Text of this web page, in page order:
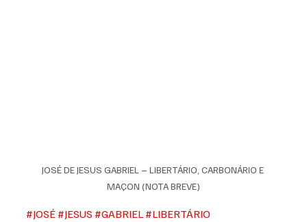
JOSÉ DE JESUS GABRIEL – LIBERTÁRIO, CARBONÁRIO E
MAÇON (NOTA BREVE)
#JOSÉ #JESUS #GABRIEL #LIBERTÁRIO